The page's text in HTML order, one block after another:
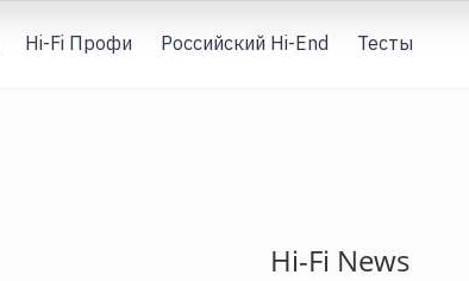
Hi-Fi Профи Российский Hi-End Тесты
Hi-Fi News